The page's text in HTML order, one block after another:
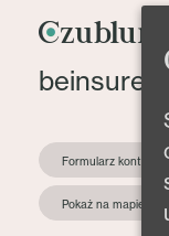
Formularz
Pokaż na mapie